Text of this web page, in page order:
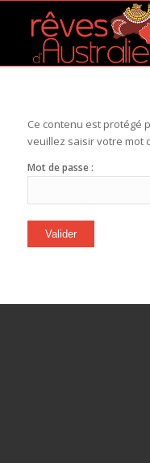
Ce contenu est protégé
veuillez saisir votre mot
Mot de passe :